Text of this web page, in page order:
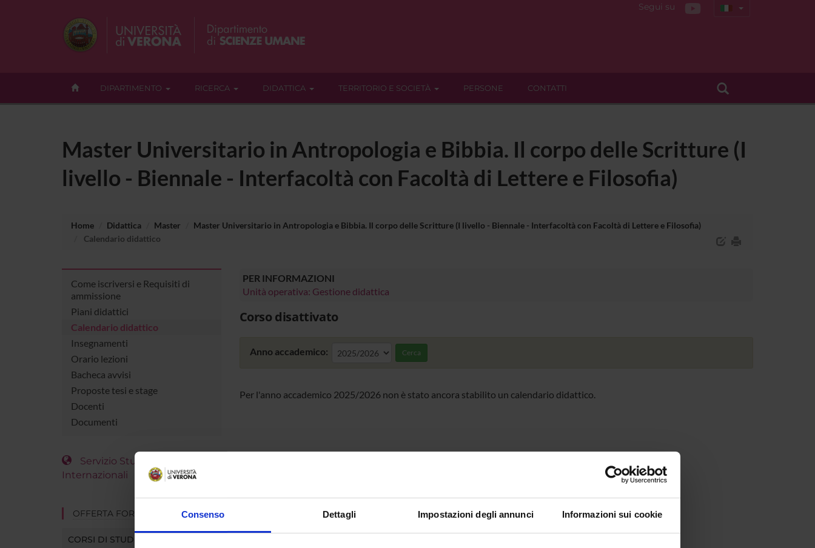
Consenso Dettagli Impostazioni degli annunci Informazioni sui cookie
Segui su
DIPARTIMENTO RICERCA DIDATTICA TERRITORIO E SOCIETÀ PERSONE CONTATTI
Master Universitario in Antropologia e Bibbia. Il corpo delle Scritture (I
livello - Biennale - Interfacoltà con Facoltà di Lettere e Filosofia)
Home Didattica Master
Master Universitario in Antropologia e Bibbia. Il corpo delle Scritture (I livello - Biennale - Interfacoltà con Facoltà di Lettere e Filosofia)
Calendario didattico
Come iscriversi e Requisiti di
ammissione
Piani didattici
Calendario didattico
Insegnamenti
Orario lezioni
Bacheca avvisi
Proposte tesi e stage
Docenti
Documenti
Servizio Studenti
Internazionali
OFFERTA FORMATIVA
CORSI DI STUDIO
PER INFORMAZIONI
Unità operativa: Gestione didattica
Corso disattivato
Anno accademico: Cerca
Per l'anno accademico 2025/2026 non è stato ancora stabilito un calendario didattico.